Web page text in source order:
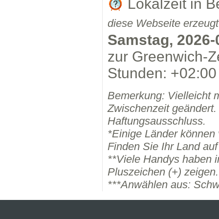
Lokalzeit in
diese Webseite
Samstag,
zur Greenwich-
Stunden:
Bemerkung: Vielleicht
Zwischenzeit
Haftungsausschluss.
*Einige Länder
Finden Sie Ihr Land
**Viele Handys haben
Pluszeichen (+) zeigen.
***Anwählen aus: